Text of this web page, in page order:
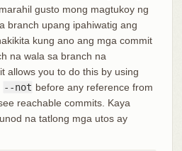
gusto mong magtukoy ng
branch upang ipahiwatig ang
kung ano ang mga commit
na wala sa branch na
allows you to do this by using
--not before any reference from
reachable commits. Kaya
na tatlong mga utos ay